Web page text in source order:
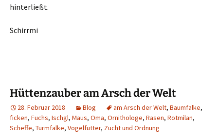
hinterließt.
Schirrmi
Hüttenzauber am Arsch der Welt
28. Februar 2018 Blog am Arsch der Welt, Baumfalke,
ficken, Fuchs, Ischgl, Maus, Oma, Ornithologe, Rasen, Rotmilan,
Scheffe, Turmfalke, Vogelfutter, Zucht und Ordnung